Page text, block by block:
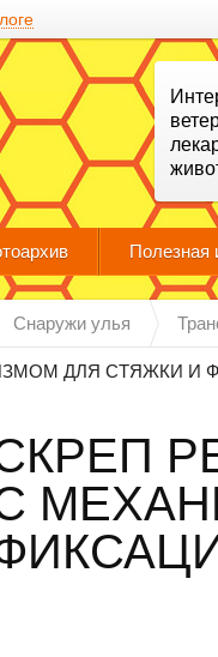
Полезная
Снаружи улья
ДЛЯ СТЯЖКИ И